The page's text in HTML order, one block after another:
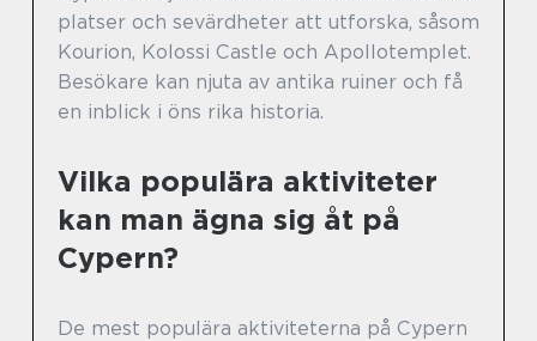
platser och sevärdheter att utforska, såsom
Kourion, Kolossi Castle och Apollotemplet.
Besökare kan njuta av antika ruiner och få
en inblick i öns rika historia.
Vilka populära aktiviteter
kan man ägna sig åt på
Cypern?
De mest populära aktiviteterna på Cypern